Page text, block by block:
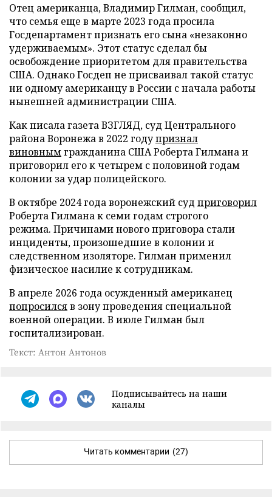
Отец американца, Владимир Гилман, сообщил,
что семья еще в марте 2023 года просила
Госдепартамент признать его сына «незаконно
удерживаемым». Этот статус сделал бы
освобождение приоритетом для правительства
США. Однако Госдеп не присваивал такой статус
ни одному американцу в России с начала работы
нынешней администрации США.
Как писала газета ВЗГЛЯД, суд Центрального
района Воронежа в 2022 годупризнал
виновнымгражданина США Роберта Гилмана и
приговорил его к четырем с половиной годам
колонии за удар полицейского.
В октябре 2024 года воронежский суд приговорил
Роберта Гилмана к семи годам строгого
режима. Причинами нового приговора стали
инциденты, произошедшие в колонии и
следственном изоляторе. Гилман применил
физическое насилие к сотрудникам.
В апреле 2026 года осужденный американец
попросилсяв зону проведения специальной
военной операции. В июле Гилман был
госпитализирован.
Текст: Антон Антонов
Подписывайтесь на наши
каналы
Читать комментарии (27)